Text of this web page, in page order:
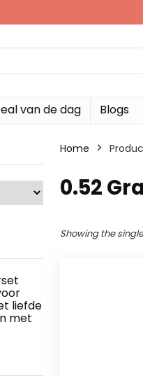
van de dag Blogs
liefde
met
Home
‎0.52
Showing the